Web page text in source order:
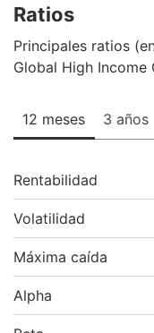
Ratios
Principales ratios
Global High Income
12 meses 3 años
Rentabilidad
Volatilidad
Máxima caída
Alpha